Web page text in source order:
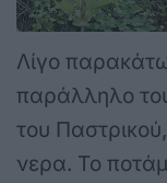
Λίγο
παράλληλο
του
νερα. Το